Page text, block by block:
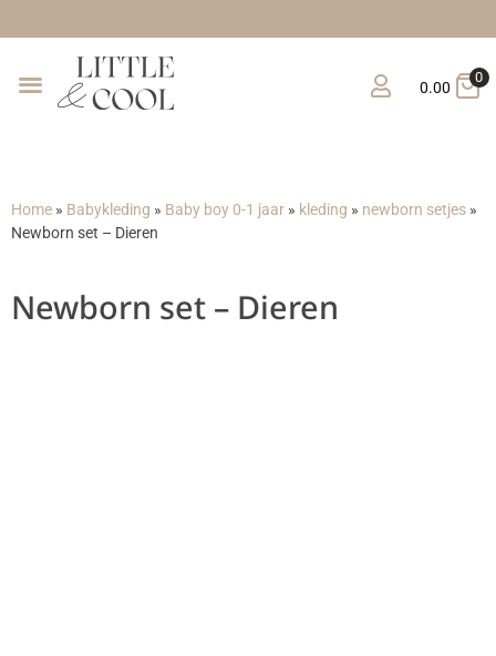
0.00
0
Home » Babykleding » Baby boy 0-1 jaar » kleding » newborn setjes »
Newborn set – Dieren
Newborn set – Dieren